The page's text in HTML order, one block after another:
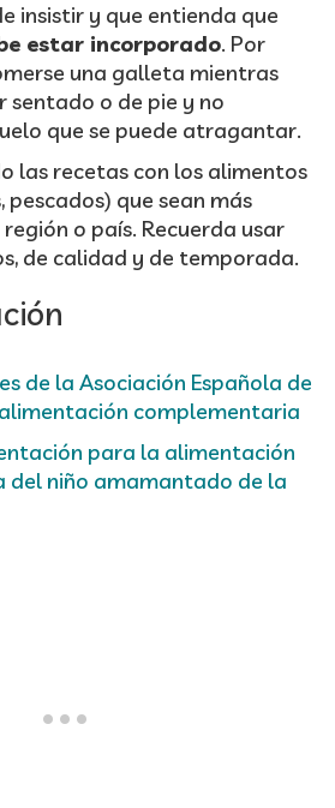
insistir y que entienda que
estar incorporado. Por
una galleta mientras
sentado o de pie y no
que se puede atragantar.
las recetas con los alimentos
pescados) que sean más
o país. Recuerda usar
de calidad y de temporada.
de la Asociación Española de
complementaria
para la alimentación
del niño amamantado de la